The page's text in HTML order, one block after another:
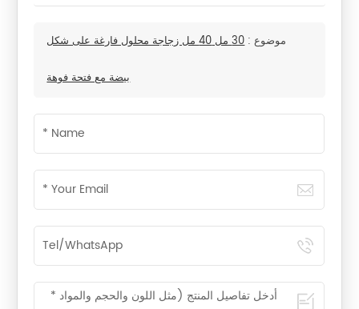
موضوع : 30 مل 40 مل زجاجة محلول فارغة على شكل
بيضة مع فتحة فوهة